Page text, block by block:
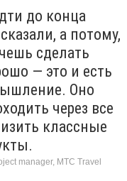
до конца
а потому,
сделать
— это и есть
Оно
через все
классные
manager, МТС Travel